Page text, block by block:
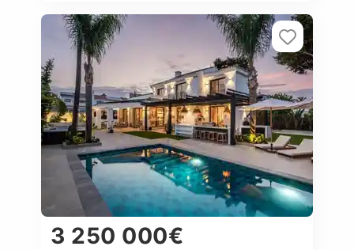
3 250 000€